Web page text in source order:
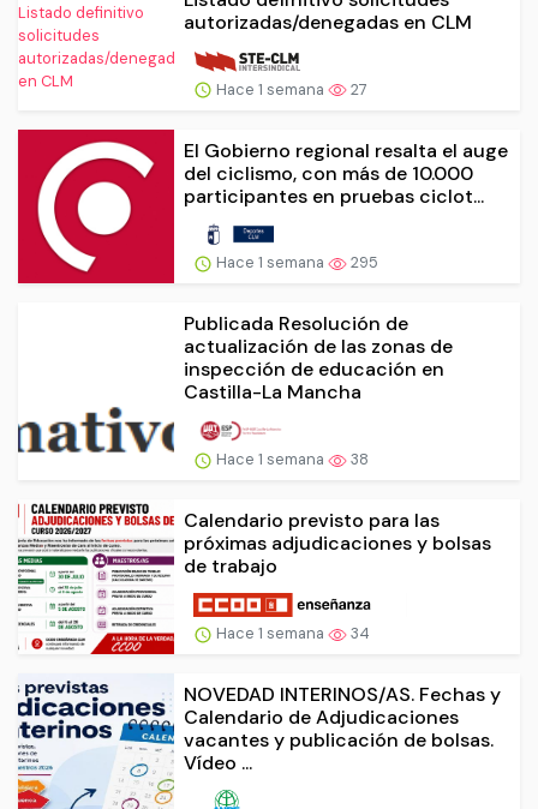
autorizadas/denegadas en CLM
Hace 1 semana 27
El Gobierno regional resalta el auge
del ciclismo, con más de 10.000
participantes en pruebas ciclot...
Hace 1 semana 295
Publicada Resolución de
actualización de las zonas de
inspección de educación en
Castilla-La Mancha
Hace 1 semana 38
Calendario previsto para las
próximas adjudicaciones y bolsas
de trabajo
Hace 1 semana 34
NOVEDAD INTERINOS/AS. Fechas y
Calendario de Adjudicaciones
vacantes y publicación de bolsas.
Vídeo ...